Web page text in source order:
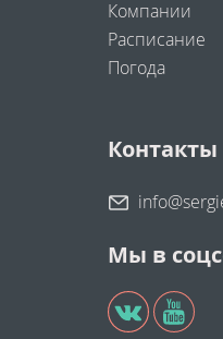
Компании
Расписание
Погода
Контакты
Мы в